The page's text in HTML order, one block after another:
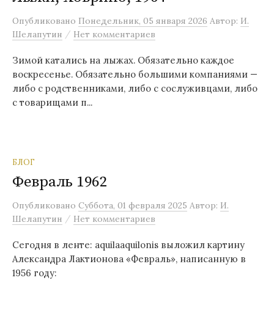
м
у
Опубликовано Понедельник, 05 января 2026 Автор: И.
Шелапутин / Нет комментариев
Зимой катались на лыжах. Обязательно каждое
воскресенье. Обязательно большими компаниями —
либо с родственниками, либо с сослуживцами, либо
с товарищами п...
БЛОГ
Февраль 1962
Опубликовано Суббота, 01 февраля 2025 Автор: И.
Шелапутин / Нет комментариев
Сегодня в ленте: aquilaaquilonis выложил картину
Александра Лактионова «Февраль», написанную в
1956 году: